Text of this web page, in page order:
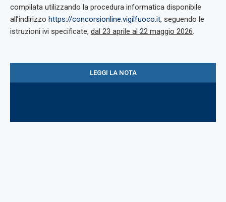
compilata utilizzando la procedura informatica disponibile
all’indirizzo https://concorsionline.vigilfuoco.it, seguendo le
istruzioni ivi specificate, dal 23 aprile al 22 maggio 2026.
LEGGI LA NOTA